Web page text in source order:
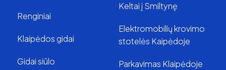
Renginiai
Klaipėdos gidai
Gidai siūlo
Keltai į Smiltynę
Elektromobilių krovimo
stotelės Kaipėdoje
Parkavimas Klaipėdoje